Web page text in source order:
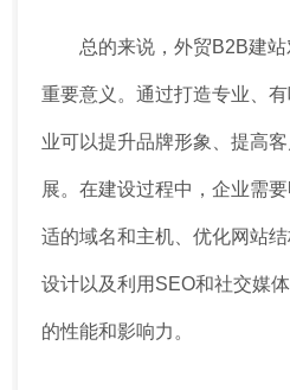
总的来说，外贸B2B建
重要意义。通过打造专业、
业可以提升品牌形象、提高
展。在建设过程中，企业需
适的域名和主机、优化网站
设计以及利用SEO和社交媒
的性能和影响力。